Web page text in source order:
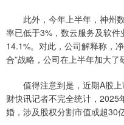
此外，今年上半年，神州数
率已低于3%，数云服务及软
14.1%。对此，公司解释称，
合”战略，公司在上半年加大了
值得注意到是，近期A股上
财快讯记者不完全统计，2025
婚，涉及股权分割市值或超30亿